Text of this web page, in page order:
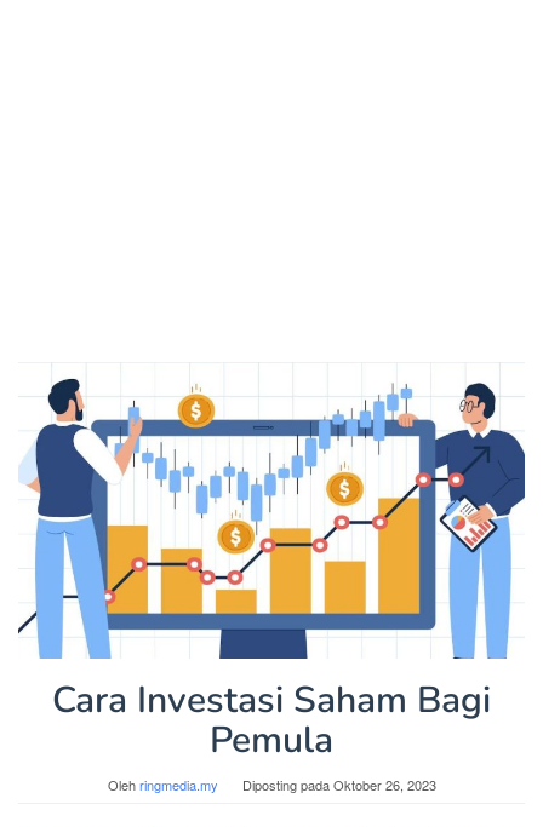
Cara Investasi Saham Bagi
Pemula
Olehringmedia.my Diposting padaOktober 26, 2023